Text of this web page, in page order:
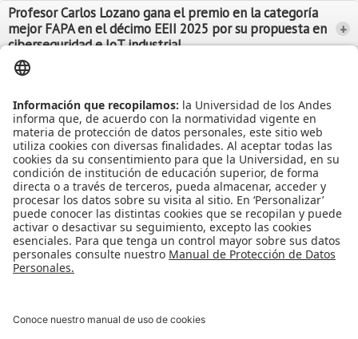
Leer Más
Leer Más
Leer Más
Leer Más
Profesor Carlos Lozano gana el premio en la categoría
mejor FAPA en el décimo EEII 2025 por su propuesta en
ciberseguridad e IoT industrial
+
Leer Más
Ver más Noticias...
Ver más Eventos...
Apoyo Financiero
Reconocimiento como Universidad: Decreto 1297 del 30 de mayo de